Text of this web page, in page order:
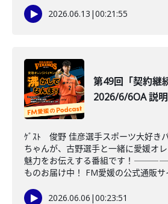
2026.06.13 |00:21:55
第49回「契約継
2026/6/6OA 説明
ｹﾞｽﾄ 俊野 佳彦選手スポーツ大好き
ちゃんが、古野選手と一緒に愛媛オ
魅力をお伝えする番組です！
ものお届け中！ FM愛媛の公式通販サ
2026.06.06 |00:23:51